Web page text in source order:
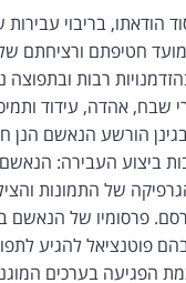
הודאתו, בריבוי
ובריבוי עבירות של תמיכה בארגון טרוריסטי. במהלך
רבות ובתפוצה
שבח, אהדה, עידוד
בגינן הורשע הנאשם
ביצוע העבירה:
הגרפיקה של התמונות
פרסומיו של הנאשם
פוטנציאל להגיע
הפגיעה בערכים